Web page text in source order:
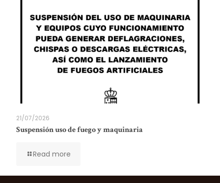
21/07/2026
Suspensión uso de fuego y maquinaria
Read more